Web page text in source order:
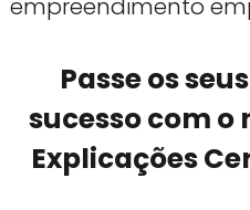
empreendimento
Passe os
sucesso com o
Explicações